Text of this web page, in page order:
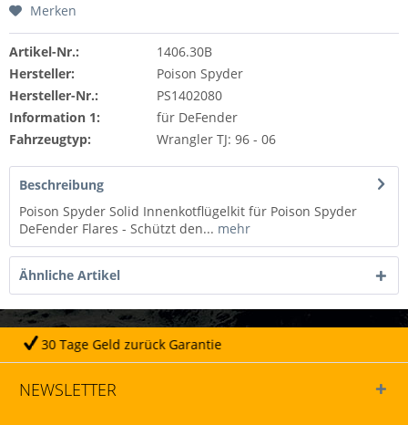
Merken
Artikel-Nr.:
1406.30B
Hersteller:
Poison Spyder
Hersteller-Nr.:
PS1402080
Information 1:
für DeFender
Fahrzeugtyp:
Wrangler TJ: 96 - 06
Beschreibung
Poison Spyder Solid Innenkotflügelkit für Poison Spyder
DeFender Flares - Schützt den... mehr
Ähnliche Artikel
Garantie
NEWSLETTER